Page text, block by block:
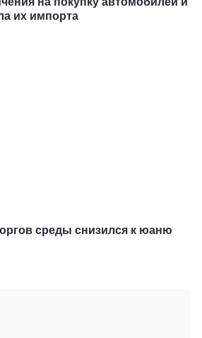
их импорта
среды снизился к юаню